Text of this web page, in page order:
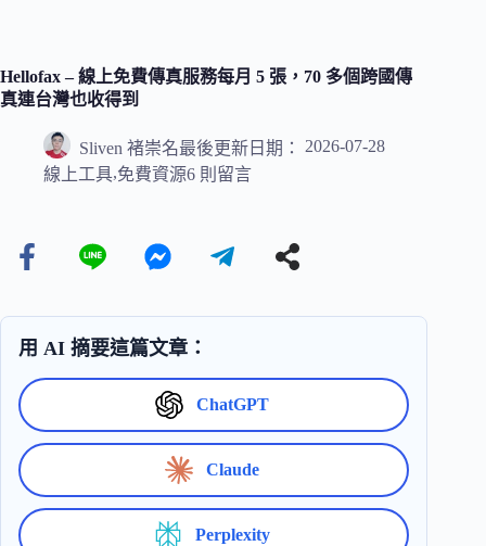
Hellofax – 線上免費傳真服務每月 5 張，70 多個跨國傳
真連台灣也收得到
Sliven 褚崇名最後更新日期：
2026-07-28
線上工具,免費資源6 則留言
用 AI 摘要這篇文章：
ChatGPT
Claude
Perplexity